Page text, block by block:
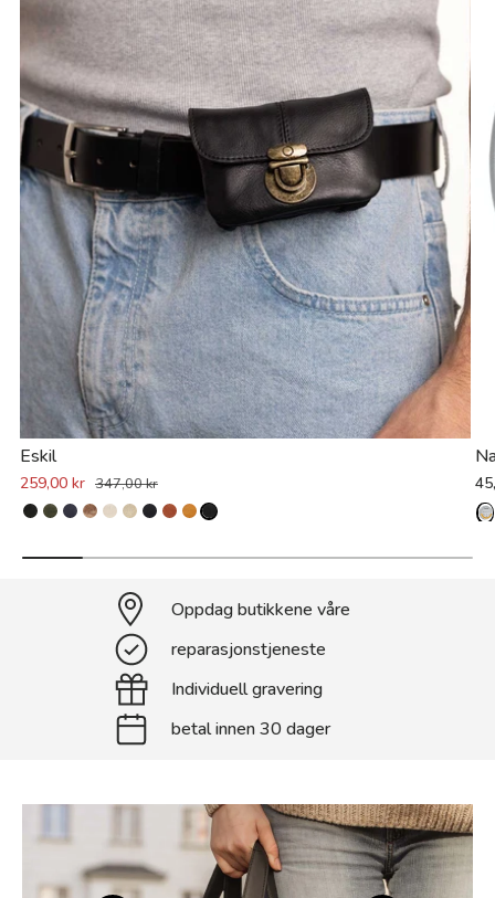
Eskil
259,00 kr 347,00 kr
Oppdag butikkene våre
reparasjonstjeneste
Individuell gravering
betal innen 30 dager